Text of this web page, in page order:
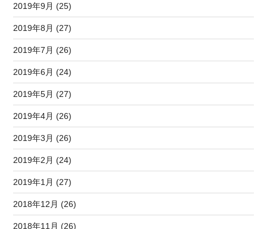
2019年9月 (25)
2019年8月 (27)
2019年7月 (26)
2019年6月 (24)
2019年5月 (27)
2019年4月 (26)
2019年3月 (26)
2019年2月 (24)
2019年1月 (27)
2018年12月 (26)
2018年11月 (26)